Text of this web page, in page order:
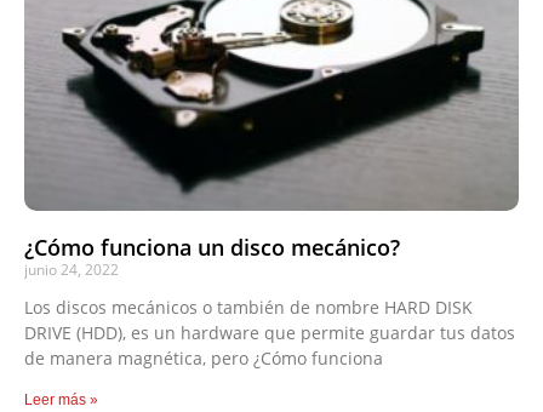
¿Cómo funciona un disco mecánico?
junio 24, 2022
Los discos mecánicos o también de nombre HARD DISK
DRIVE (HDD), es un hardware que permite guardar tus datos
de manera magnética, pero ¿Cómo funciona
Leer más »